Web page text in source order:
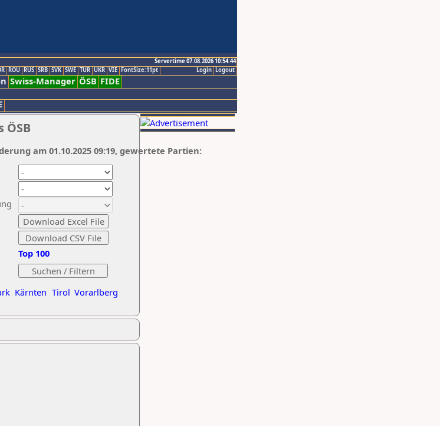
Servertime 07.08.2026 10:54:44
Logout
Login
ROU RUS SRB SVK SWE TUR UKR VIE FontSize:11pt
Swiss-Manager ÖSB FIDE
ÖSB
Kärnten Tirol Vorarlberg
Top 100
am 01.10.2025 09:19, gewertete Partien: